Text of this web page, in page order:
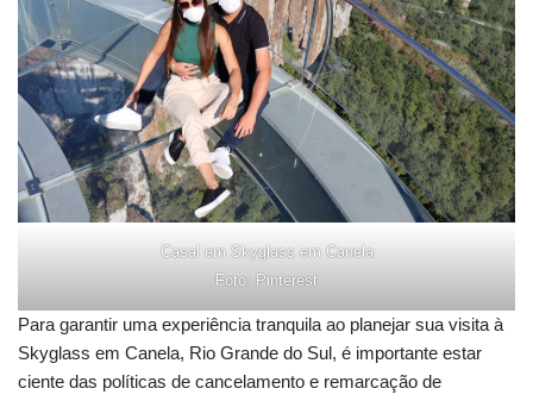
Casal em Skyglass em Canela
Foto: Pinterest
Para garantir uma experiência tranquila ao planejar sua visita à
Skyglass em Canela, Rio Grande do Sul, é importante estar
ciente das políticas de cancelamento e remarcação de